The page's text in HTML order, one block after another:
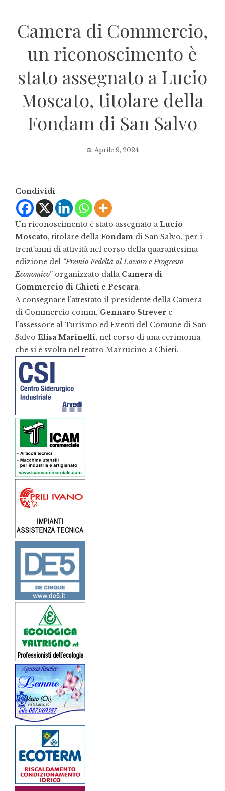
Camera di Commercio,
un riconoscimento è
stato assegnato a Lucio
Moscato, titolare della
Fondam di San Salvo
Aprile 9, 2024
Condividi
Un riconoscimento è stato assegnato aLucio
Moscato, titolare dellaFondam di San Salvo, per i
trent’anni di attività nel corso della quarantesima
edizione del “Premio Fedeltà al Lavoro e Progresso
Economico” organizzato dalla Camera di
Commercio di Chieti e Pescara.
A consegnare l’attestato il presidente della Camera
di Commercio comm. Gennaro Strever e
l’assessore al Turismo ed Eventi del Comune di San
Salvo Elisa Marinelli, nel corso di una cerimonia
che si è svolta nel teatro Marrucino a Chieti.